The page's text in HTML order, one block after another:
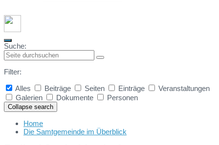
Suche:
Filter:
Alles
Beiträge Seiten Einträge
Veranstaltungen
Galerien
Dokumente Personen
Collapse search
Home
Die Samtgemeinde im Überblick